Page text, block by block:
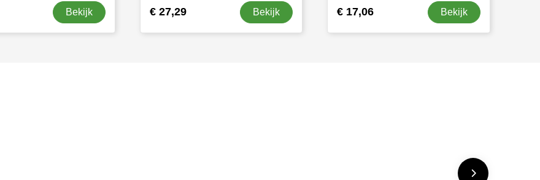
Bekijk € 27,29 Bekijk € 17,06 Bekijk